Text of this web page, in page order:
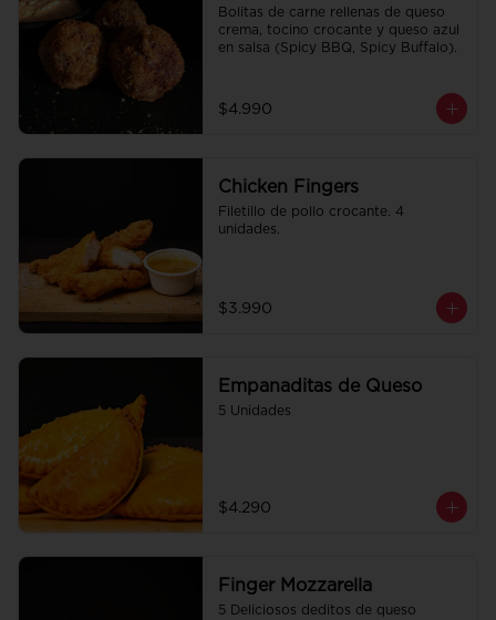
Bolitas de carne rellenas de queso
crema, tocino crocante y queso azul
en salsa (Spicy BBQ, Spicy Buffalo).
$4.990
Chicken Fingers
Filetillo de pollo crocante. 4
unidades.
$3.990
Empanaditas de Queso
5 Unidades
$4.290
Finger Mozzarella
5 Deliciosos deditos de queso